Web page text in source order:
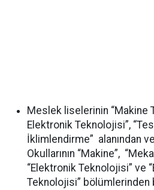
Meslek liselerinin “Makine
Elektronik Teknolojisi”,
İklimlendirme” alanından
Okullarının “Makine”,
“Elektronik Teknolojisi” ve
Teknolojisi” bölümlerinden